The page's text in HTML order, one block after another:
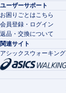
ユーザーサポート
お困りごとはこちら
会員登録・ログイン
返品・交換について
関連サイト
アシックスウォーキン